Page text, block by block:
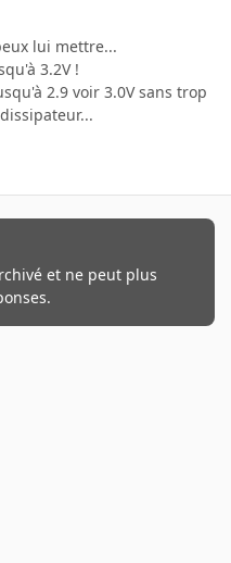
lui mettre...
3.2V !
2.9 voir 3.0V sans trop
et ne peut plus